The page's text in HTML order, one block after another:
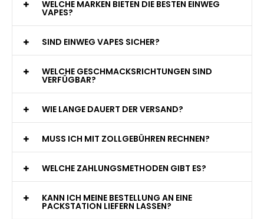
WELCHE MARKEN BIETEN DIE BESTEN EINWEG
VAPES?
SIND EINWEG VAPES SICHER?
WELCHE GESCHMACKSRICHTUNGEN SIND
VERFÜGBAR?
WIE LANGE DAUERT DER VERSAND?
MUSS ICH MIT ZOLLGEBÜHREN RECHNEN?
WELCHE ZAHLUNGSMETHODEN GIBT ES?
KANN ICH MEINE BESTELLUNG AN EINE
PACKSTATION LIEFERN LASSEN?